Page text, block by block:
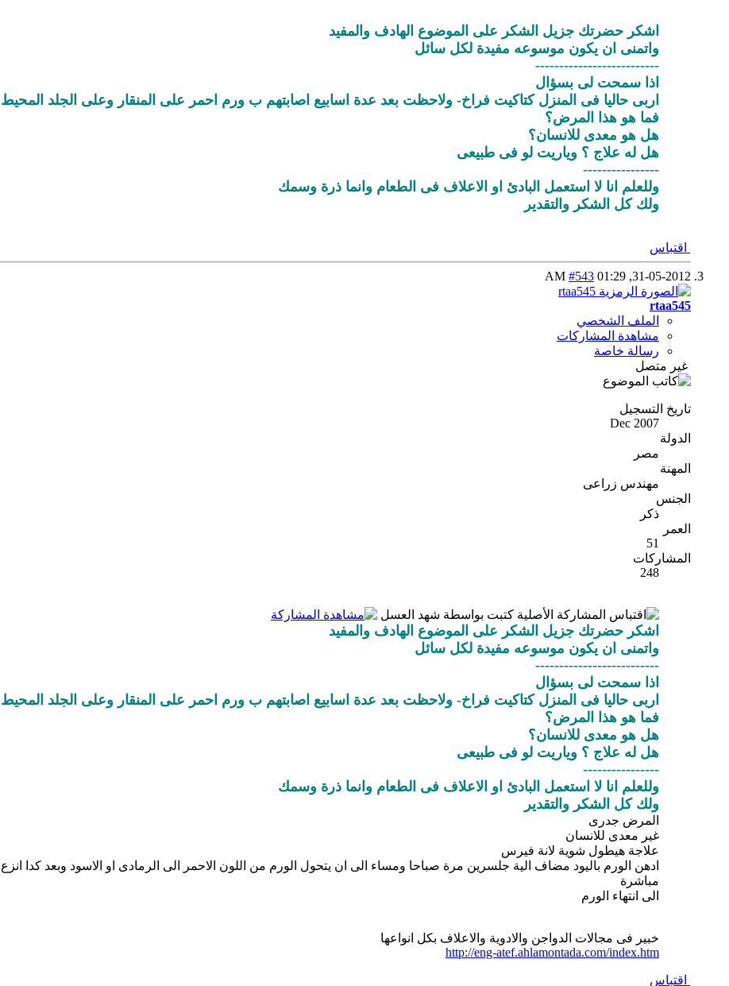
اشكر حضرتك جزيل الشكر على الموضوع الهادف والمفيد
واتمنى ان يكون موسوعه مفيدة لكل سائل
--------------------------
اذا سمحت لى بسؤال
اربى حاليا فى المنزل كتاكيت فراخ- ولاحظت بعد عدة اسابيع اصابتهم ب ورم احمر على المنقار وعلى الجلد
فما هو هذا المرض؟
هل هو معدى للانسان؟
هل له علاج ؟ وياريت لو فى طبيعى
----------------
وللعلم انا لا استعمل البادئ او الاعلاف فى الطعام وانما ذرة وسمك
ولك كل الشكر والتقدير
اقتباس
31-05-2012,
01:29 AM
#543
rtaa545
الملف الشخصي
مشاهدة المشاركات
رسالة خاصة
غير متصل
تاريخ التسجيل
Dec 2007
الدولة
مصر
المهنة
مهندس زراعى
الجنس
ذكر
العمر
51
المشاركات
248
المشاركة الأصلية كتبت بواسطة شهد العسل
اشكر حضرتك جزيل الشكر على الموضوع الهادف والمفيد
واتمنى ان يكون موسوعه مفيدة لكل سائل
--------------------------
اذا سمحت لى بسؤال
اربى حاليا فى المنزل كتاكيت فراخ- ولاحظت بعد عدة اسابيع اصابتهم ب ورم احمر على المنقار وعلى الجلد
فما هو هذا المرض؟
هل هو معدى للانسان؟
هل له علاج ؟ وياريت لو فى طبيعى
----------------
وللعلم انا لا استعمل البادئ او الاعلاف فى الطعام وانما ذرة وسمك
ولك كل الشكر والتقدير
المرض جدرى
غير معدى للانسان
علاجة هيطول شوية لانة فيرس
ادهن الورم باليود مضاف الية جلسرين مرة صباحا ومساء الى ان يتحول الورم من اللون الاحمر الى الرمادى او الاسود وبعد كدا
مباشرة
الى انتهاء الورم
خبير فى مجالات الدواجن والادوية والاعلاف بكل انواعها
http://eng-atef.ahlamontada.com/index.htm
اقتباس